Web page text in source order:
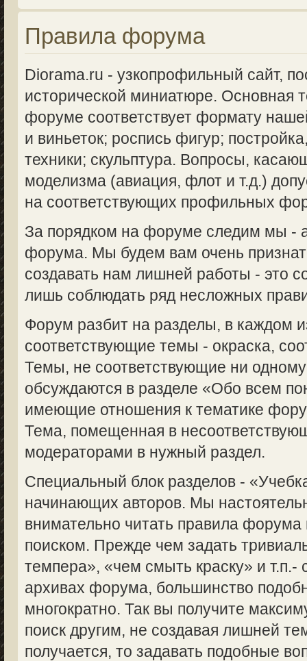
Правила форума
Diorama.ru - узкопрофильный сайт,
исторической миниатюре. Основная
форуме соответствует формату
и виньеток; роспись фигур;
техники; скульптура. Вопросы,
моделизма (авиация, флот и т.д.)
на соответствующих профильных
За порядком на форуме следим мы -
форума. Мы будем вам очень
создавать нам лишней работы - это
лишь соблюдать ряд несложных
Форум разбит на разделы, в каждом
соответствующие темы - окраска,
Темы, не соответствующие ни
обсуждаются в разделе «Обо всем
имеющие отношения к тематике
Тема, помещенная в
модераторами в нужный раздел.
Специальный блок разделов -
начинающих авторов. Мы
внимательно читать правила форума
поиском. Прежде чем задать
темпера», «чем смыть краску» и т.п.-
архивах форума, большинство
многократно. Так вы получите
поиск другим, не создавая лишней
получается, то задавать подобные